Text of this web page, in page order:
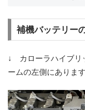
補機バッテリー
↓ カローラハイブリ
ームの左側にあります